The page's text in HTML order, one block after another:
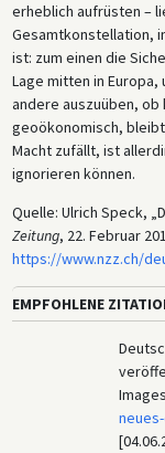
erheblich aufrüsten –
Gesamtkonstellation,
ist: zum einen die
Lage mitten in Europa,
andere auszuüben,
geoökonomisch,
Macht zufällt, ist
ignorieren können.
Quelle: Ulrich Speck,
Zeitung, 22. Februar
https://www.nzz.ch/
EMPFOHLENE